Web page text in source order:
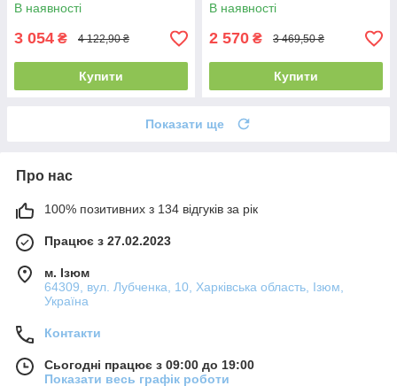
В наявності
3 054 ₴ 4 122,90 ₴
Купити
В наявності
2 570 ₴ 3 469,50 ₴
Купити
Показати ще
Про нас
100% позитивних з 134 відгуків за рік
Працює з 27.02.2023
м. Ізюм
64309, вул. Лубченка, 10, Харківська область, Ізюм,
Україна
Контакти
Сьогодні працює з 09:00 до 19:00
Показати весь графік роботи